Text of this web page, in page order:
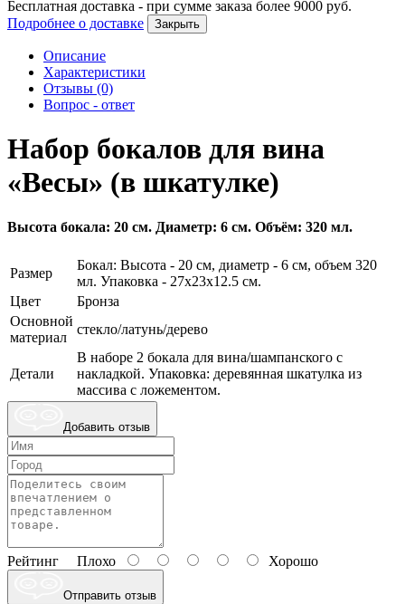
Бесплатная доставка - при сумме заказа более 9000 руб.
Подробнее о доставке
Закрыть
Описание
Характеристики
Отзывы (0)
Вопрос - ответ
Набор бокалов для вина
«Весы» (в шкатулке)
Высота бокала: 20 см. Диаметр: 6 см. Объём: 320 мл.
Размер
Бокал: Высота - 20 см, диаметр - 6 см, объем 320
мл. Упаковка - 27х23х12.5 см.
Цвет
Бронза
Основной
материал
стекло/латунь/дерево
Детали
В наборе 2 бокала для вина/шампанского с
накладкой. Упаковка: деревянная шкатулка из
массива с ложементом.
Добавить отзыв
Рейтинг Плохо Хорошо
Отправить отзыв